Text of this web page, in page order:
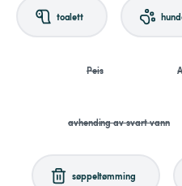
toalett
Peis
avhending av svart vann
søppeltømming